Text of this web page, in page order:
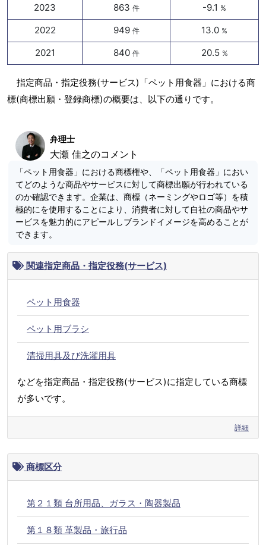
2023 863 件 -9.1 %
2022 949 件 13.0 %
2021 840 件 20.5 %
指定商品・指定役務(サービス)「ペット用食器」における商
標(商標出願・登録商標)の概要は、以下の通りです。
弁理士
大瀬 佳之のコメント
「ペット用食器」における商標権や、「ペット用食器」におい
てどのような商品やサービスに対して商標出願が行われている
のか確認できます。企業は、商標（ネーミングやロゴ等）を積
極的にを使用することにより、消費者に対して自社の商品やサ
ービスを魅力的にアピールしブランドイメージを高めることが
できます。
関連指定商品・指定役務(サービス)
ペット用食器
ペット用ブラシ
清掃用具及び洗濯用具
などを指定商品・指定役務(サービス)に指定している商標
が多いです。
詳細
商標区分
第２１類 台所用品、ガラス・陶器製品
第１８類 革製品・旅行品